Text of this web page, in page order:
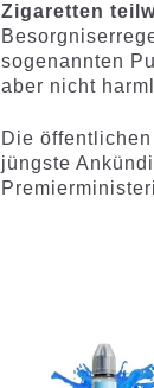
Zigaretten
sogenannten
aber nicht
Die
jüngste